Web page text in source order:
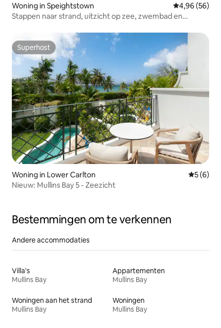
Woning in Speightstown Gemiddelde
4,96 (56)
Stappen naar strand, uitzicht op zee, zwembad en
Superhost
Superhost
Woning in Lower Carlton
5 (6)
Nieuw: Mullins Bay 5 - Zeezicht
Bestemmingen om te verkennen
Andere accommodaties
Villa's
Mullins Bay
Appartementen
Mullins Bay
Woningen aan het strand
Mullins Bay
Woningen
Mullins Bay